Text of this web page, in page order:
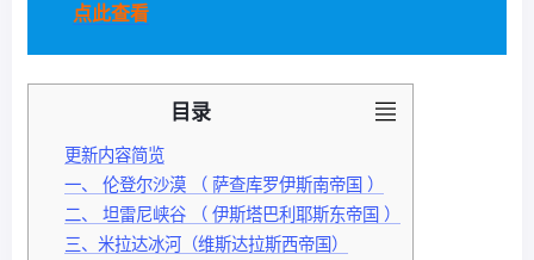
点此查看
目录
更新内容简览
一、 伦登尔沙漠 （ 萨查库罗伊斯南帝国 ）
二、 坦雷尼峡谷 （ 伊斯塔巴利耶斯东帝国 ）
三、米拉达冰河（维斯达拉斯西帝国）